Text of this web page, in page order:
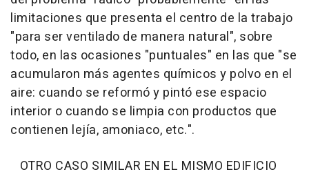
limitaciones que presenta el centro de la trabajo
"para ser ventilado de manera natural", sobre
todo, en las ocasiones "puntuales" en las que "se
acumularon más agentes químicos y polvo en el
aire: cuando se reformó y pintó ese espacio
interior o cuando se limpia con productos que
contienen lejía, amoniaco, etc.".
OTRO CASO SIMILAR EN EL MISMO EDIFICIO